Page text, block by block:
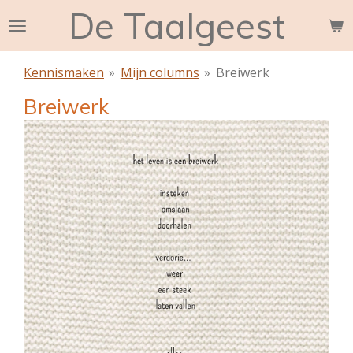
direct
naar
De Taalgeest
Kennismaken » Mijn columns » Breiwerk
Breiwerk